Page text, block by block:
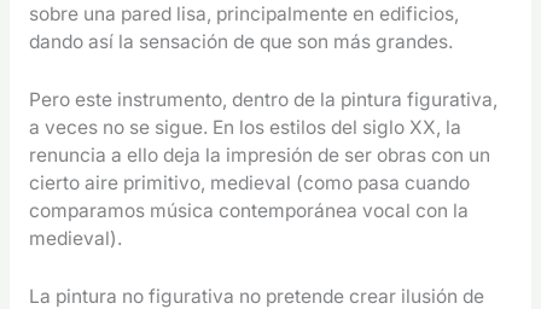
sobre una pared lisa, principalmente en edificios,
dando así la sensación de que son más grandes.
Pero este instrumento, dentro de la pintura figurativa,
a veces no se sigue. En los estilos del siglo XX, la
renuncia a ello deja la impresión de ser obras con un
cierto aire primitivo, medieval (como pasa cuando
comparamos música contemporánea vocal con la
medieval).
La pintura no figurativa no pretende crear ilusión de